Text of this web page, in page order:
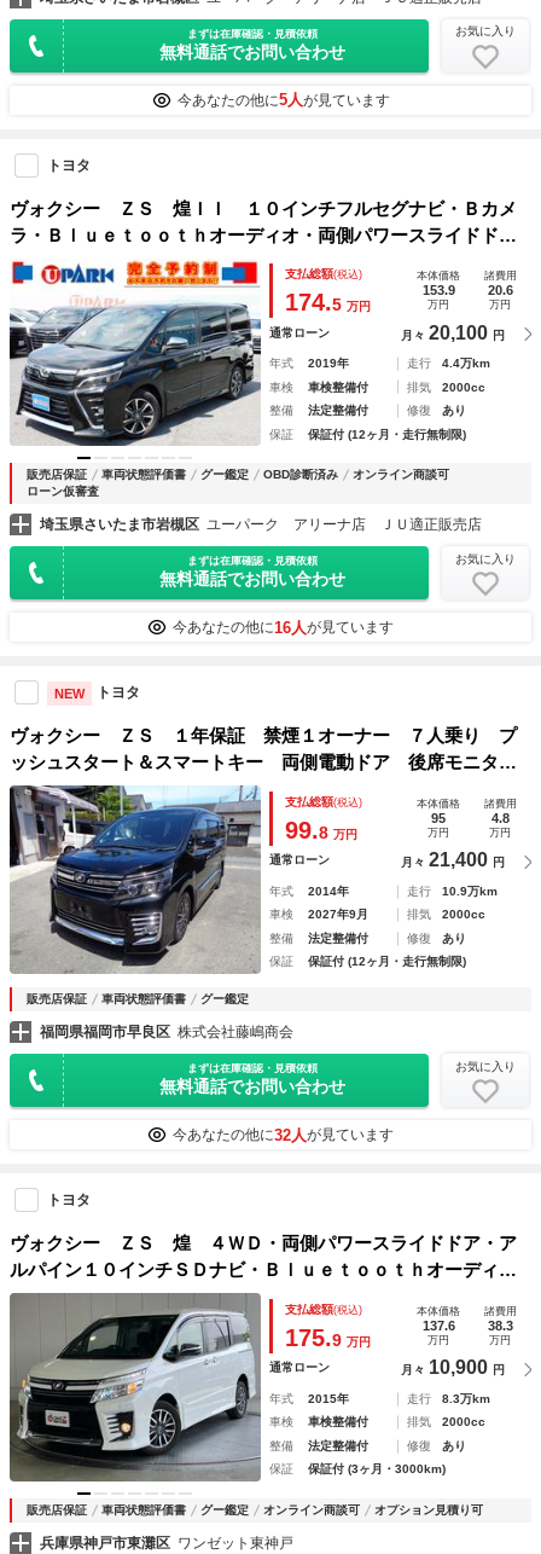
まずは在庫確認・見積依頼
無料通話でお問い合わせ
お気に入り
今あなたの他に5人が見ています
トヨタ
ヴォクシー ＺＳ 煌ＩＩ １０インチフルセグナビ・Ｂカメ
ラ・Ｂｌｕｅｔｏｏｔｈオーディオ・両側パワースライドド
ア・ＥＴＣ・コーナーセンサー・ＬＥＤライト・フォグ・クル
コン・オートライト・ＵＳＢ・ミラーウィンカー・スマキー
支払総額(税込)
174.5 万円
本体価格
153.9
万円
諸費用
20.6
万円
通常ローン 月々 20,100 円
年式 2019年 走行
4.4万km
車検
車検整備付 排気
2000cc
整備
法定整備付 修復
あり
保証
保証付 (12ヶ月・走行無制限)
販売店保証 車両状態評価書 グー鑑定 OBD診断済み
オンライン商談可
ローン仮審査
埼玉県さいたま市岩槻区 ユーパーク アリーナ店 ＪＵ適正販売店
まずは在庫確認・見積依頼
無料通話でお問い合わせ
お気に入り
今あなたの他に16人が見ています
NEW トヨタ
ヴォクシー ＺＳ １年保証 禁煙１オーナー ７人乗り プ
ッシュスタート＆スマートキー 両側電動ドア 後席モニタ
ー ＳＤナビ フルセグＴＶ ＤＶＤ再 Ｂｌｕｅｔｏｏｔ
ｈ Ｂカメラ ＥＴＣ ドラレコ タイヤ４本新品交換渡し
支払総額(税込)
99.8 万円
本体価格
95
万円
諸費用
4.8
万円
通常ローン 月々 21,400 円
年式 2014年 走行
10.9万km
車検
2027年9月 排気
2000cc
整備
法定整備付 修復
あり
保証
保証付 (12ヶ月・走行無制限)
販売店保証 車両状態評価書 グー鑑定
福岡県福岡市早良区 株式会社藤嶋商会
まずは在庫確認・見積依頼
無料通話でお問い合わせ
お気に入り
今あなたの他に32人が見ています
トヨタ
ヴォクシー ＺＳ 煌 ４ＷＤ・両側パワースライドドア・ア
ルパイン１０インチＳＤナビ・Ｂｌｕｅｔｏｏｔｈオーディ
オ・フルセグ・Ｂカメラ・ＦＲドラレコ・ＭＴモード・ＨＩＤ
オートライト・ＥＴＣ・純正１６インチＡＷ・スマートキー・
支払総額(税込)
175.9 万円
本体価格
137.6
万円
諸費用
38.3
万円
通常ローン 月々 10,900 円
年式 2015年 走行
8.3万km
車検
車検整備付 排気
2000cc
整備
法定整備付 修復
あり
保証
保証付 (3ヶ月・3000km)
販売店保証 車両状態評価書 グー鑑定 オンライン商談可 オプション見積り可
兵庫県神戸市東灘区 ワンゼット東神戸